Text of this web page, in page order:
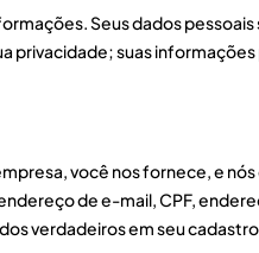
Seus dados
privacidade; suas
você nos fornece, e
de e-mail, CPF,
verdadeiros em seu